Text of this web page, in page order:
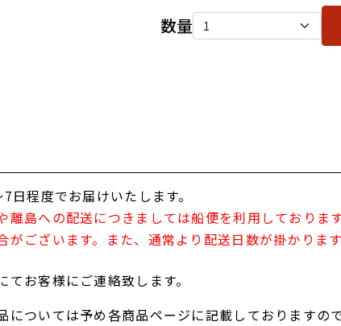
数量
程度でお届けいたします。
離島への配送につきましては船便を利用しておりま
ございます。また、通常より配送日数が掛かりま
お客様にご連絡致します。
ついては予め各商品ページに記載しておりますの